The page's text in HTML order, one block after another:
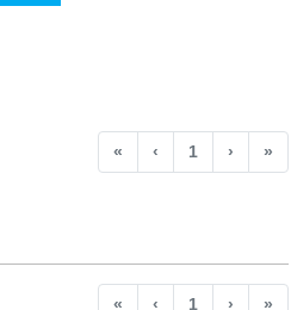
« Anfang
‹ Vorherige
1 › Nächste
»
« Anfang
‹ Vorherige
1 › Nächste
»